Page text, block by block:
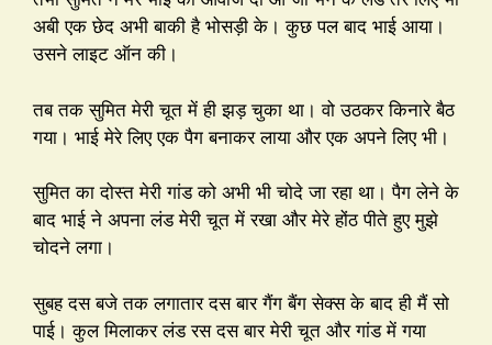
अबी एक छेद अभी बाकी है भोसड़ी के। कुछ पल बाद भाई आया।
उसने लाइट ऑन की।
तब तक सुमित मेरी चूत में ही झड़ चुका था। वो उठकर किनारे बैठ
गया। भाई मेरे लिए एक पैग बनाकर लाया और एक अपने लिए भी।
सुमित का दोस्त मेरी गांड को अभी भी चोदे जा रहा था। पैग लेने के
बाद भाई ने अपना लंड मेरी चूत में रखा और मेरे होंठ पीते हुए मुझे
चोदने लगा।
सुबह दस बजे तक लगातार दस बार गैंग बैंग सेक्स के बाद ही मैं सो
पाई। कुल मिलाकर लंड रस दस बार मेरी चूत और गांड में गया